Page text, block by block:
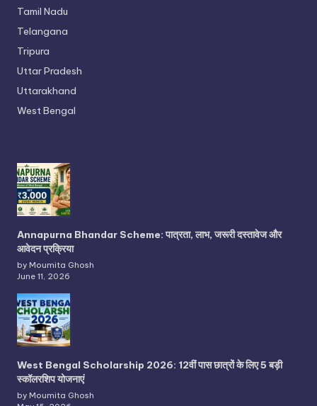
Tamil Nadu
Telangana
Tripura
Uttar Pradesh
Uttarakhand
West Bengal
Annapurna Bhandar Scheme: पात्रता, लाभ, जरूरी दस्तावेज और
आवेदन प्रक्रिया
by Moumita Ghosh
June 11, 2026
West Bengal Scholarship 2026: 12वीं पास छात्रों के लिए 5 बड़ी
स्कॉलरशिप योजनाएं
by Moumita Ghosh